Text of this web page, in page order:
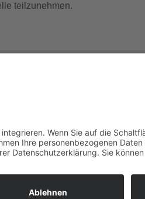
teilzunehmen.